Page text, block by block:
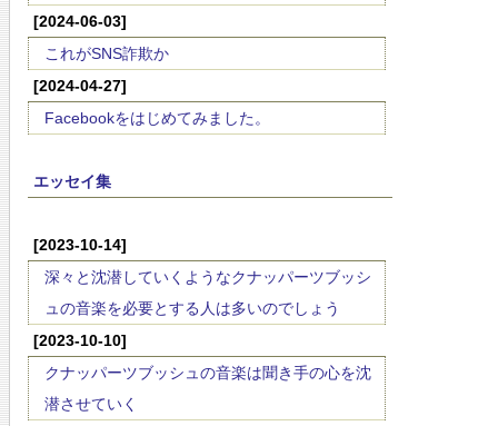
[2024-06-03]
これがSNS詐欺か
[2024-04-27]
Facebookをはじめてみました。
エッセイ集
[2023-10-14]
深々と沈潜していくようなクナッパーツブッシ
ュの音楽を必要とする人は多いのでしょう
[2023-10-10]
クナッパーツブッシュの音楽は聞き手の心を沈
潜させていく